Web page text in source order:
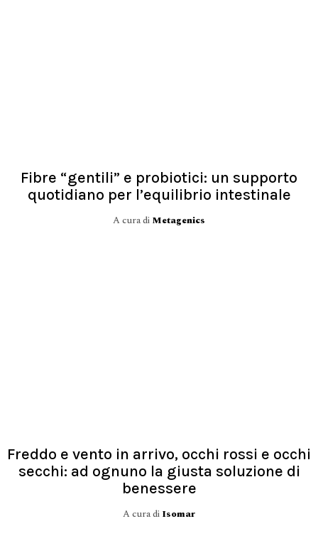
Fibre “gentili” e probiotici: un supporto
quotidiano per l’equilibrio intestinale
A cura di Metagenics
Freddo e vento in arrivo, occhi rossi e occhi
secchi: ad ognuno la giusta soluzione di
benessere
A cura di Isomar